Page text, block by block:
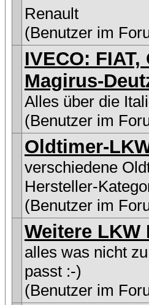
Renault
(Benutzer im
IVECO: FIAT,
Magirus-
Alles über die
(Benutzer im
Oldtimer-
verschiedene
Hersteller-
(Benutzer im
Weitere LKW
alles was nicht
passt :-)
(Benutzer im